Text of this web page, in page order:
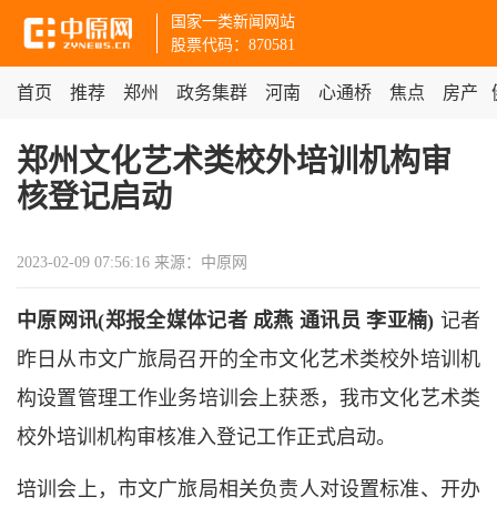
国家一类新闻网站
股票代码：870581
首页 推荐 郑州 政务集群 河南 心通桥 焦点 房产
郑州文化艺术类校外培训机构审
核登记启动
2023-02-09 07:56:16 来源：中原网
中原网讯(郑报全媒体记者 成燕 通讯员 李亚楠) 记者
昨日从市文广旅局召开的全市文化艺术类校外培训机
构设置管理工作业务培训会上获悉，我市文化艺术类
校外培训机构审核准入登记工作正式启动。
培训会上，市文广旅局相关负责人对设置标准、开办